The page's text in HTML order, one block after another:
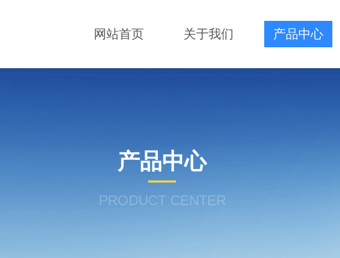
网站首页 关于我们 产品中心
产品中心
PRODUCT CENTER